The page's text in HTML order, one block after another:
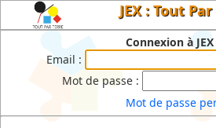
JEX : Tout
Connexion à JEX
Email :
Mot de passe :
Mot de passe